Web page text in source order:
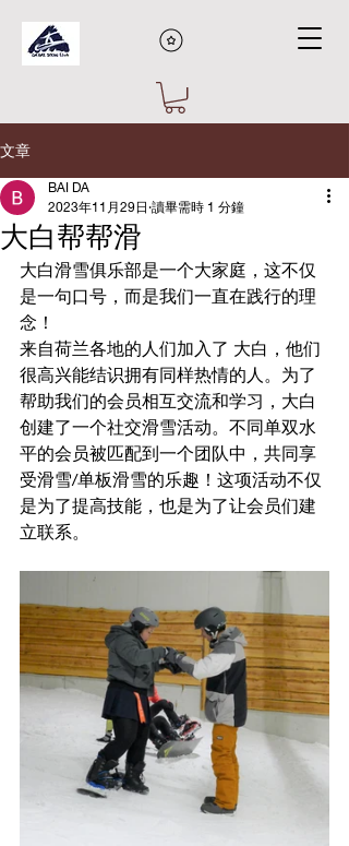
文章
大白帮帮滑
BAI DA
2023年11月29日 讀畢需時 1 分鐘
大白滑雪俱乐部是一个大家庭，这不仅
是一句口号，而是我们一直在践行的理
念！
来自荷兰各地的人们加入了 大白，他们
很高兴能结识拥有同样热情的人。为了
帮助我们的会员相互交流和学习，大白
创建了一个社交滑雪活动。不同单双水
平的会员被匹配到一个团队中，共同享
受滑雪/单板滑雪的乐趣！这项活动不仅
是为了提高技能，也是为了让会员们建
立联系。